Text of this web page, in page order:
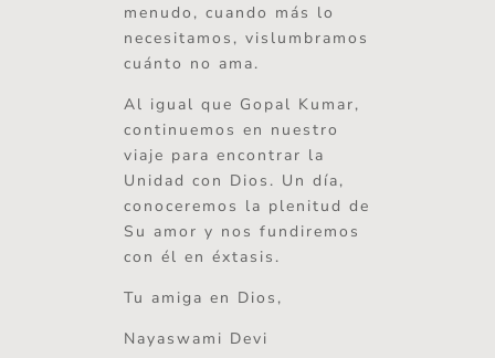
menudo, cuando más lo
necesitamos, vislumbramos
cuánto no ama.
Al igual que Gopal Kumar,
continuemos en nuestro
viaje para encontrar la
Unidad con Dios. Un día,
conoceremos la plenitud de
Su amor y nos fundiremos
con él en éxtasis.
Tu amiga en Dios,
Nayaswami Devi